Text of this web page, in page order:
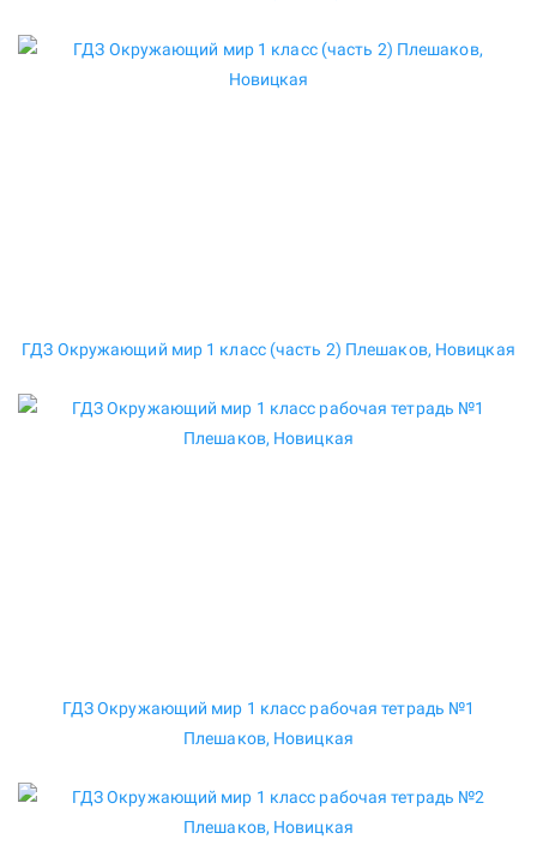
ГДЗ Окружающий мир 1 класс (часть 2) Плешаков, Новицкая
ГДЗ Окружающий мир 1 класс рабочая тетрадь №1
Плешаков, Новицкая